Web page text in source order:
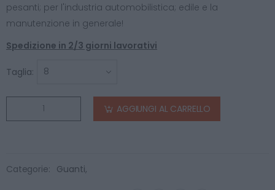
pesanti; per l'industria automobilistica; edile e la
manutenzione in generale!
Spedizione in 2/3 giorni lavorativi
Taglia:
AGGIUNGI AL CARRELLO
Categorie: Guanti,